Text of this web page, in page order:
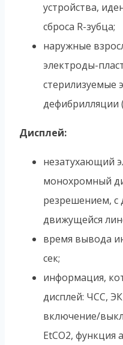
устройства,
сброса R-зубца;
наружные
электроды-
стерилизуемые
дефибрилляции
Дисплей:
незатухающий
монохромный
резрешением, с
движущейся
время вывода
сек;
информация,
дисплей: ЧСС,
включение/
EtCO2, функция